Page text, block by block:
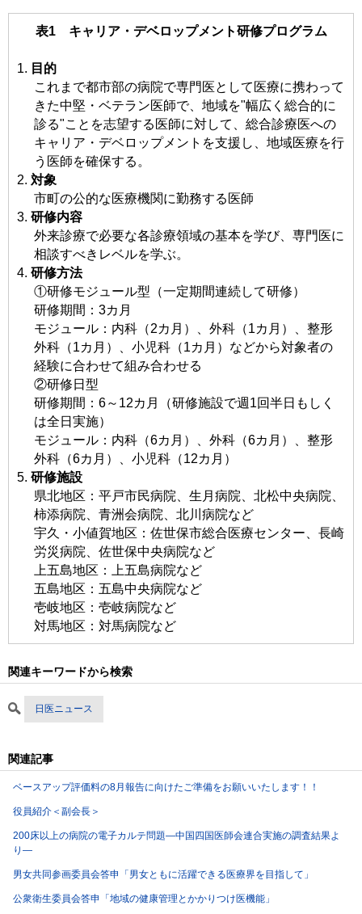
表1 キャリア・デベロップメント研修プログラム
目的
これまで都市部の病院で専門医として医療に携わって
きた中堅・ベテラン医師で、地域を"幅広く総合的に
診る"ことを志望する医師に対して、総合診療医への
キャリア・デベロップメントを支援し、地域医療を行
う医師を確保する。
対象
市町の公的な医療機関に勤務する医師
研修内容
外来診療で必要な各診療領域の基本を学び、専門医に
相談すべきレベルを学ぶ。
研修方法
①研修モジュール型（一定期間連続して研修）
研修期間：3カ月
モジュール：内科（2カ月）、外科（1カ月）、整形
外科（1カ月）、小児科（1カ月）などから対象者の
経験に合わせて組み合わせる
②研修日型
研修期間：6～12カ月（研修施設で週1回半日もしく
は全日実施）
モジュール：内科（6カ月）、外科（6カ月）、整形
外科（6カ月）、小児科（12カ月）
研修施設
県北地区：平戸市民病院、生月病院、北松中央病院、
柿添病院、青洲会病院、北川病院など
宇久・小値賀地区：佐世保市総合医療センター、長崎
労災病院、佐世保中央病院など
上五島地区：上五島病院など
五島地区：五島中央病院など
壱岐地区：壱岐病院など
対馬地区：対馬病院など
関連キーワードから検索
日医ニュース
関連記事
ベースアップ評価料の8月報告に向けたご準備をお願いいたします！！
役員紹介＜副会長＞
200床以上の病院の電子カルテ問題―中国四国医師会連合実施の調査結果よ
り―
男女共同参画委員会答申「男女ともに活躍できる医療界を目指して」
公衆衛生委員会答申「地域の健康管理とかかりつけ医機能」